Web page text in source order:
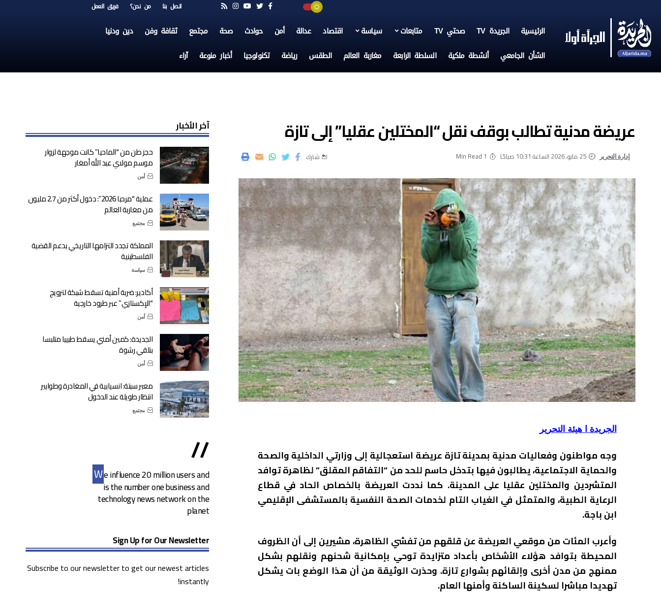
اتصل بنا من نحن؟ فريق العمل
الرئيسية الجريدة TV صحتي TV متابعات سياسة اقتصاد عدالة أمن حوادث صحة مجتمع ثقافة وفن دين ودنيا
الشأن الجامعي أنشطة ملكية السلطة الرابعة مغاربة العالم الطقس رياضة تكنولوجيا أخبار منوعة آراء
عريضة مدنية تطالب بوقف نقل “المختلين عقليا” إلى تازة
إدارة التحرير 25 مايو، 2026 الساعة 10:31 صباحًا 1 Min Read شارك
الجريدة ا هيئة التحرير
وجه مواطنون وفعاليات مدنية بمدينة تازة عريضة استعجالية إلى وزارتي الداخلية والصحة
والحماية الاجتماعية، يطالبون فيها بتدخل حاسم للحد من “التفاقم المقلق” لظاهرة توافد
المتشردين والمختلين عقليا على المدينة. كما نددت العريضة بالخصاص الحاد في قطاع
الرعاية الطبية، والمتمثل في الغياب التام لخدمات الصحة النفسية بالمستشفى الإقليمي
ابن باجة.
وأعرب المئات من موقعي العريضة عن قلقهم من تفشي الظاهرة، مشيرين إلى أن الظروف
المحيطة بتوافد هؤلاء الأشخاص بأعداد متزايدة توحي بإمكانية شحنهم ونقلهم بشكل
ممنهج من مدن أخرى وإلقائهم بشوارع تازة. وحذرت الوثيقة من أن هذا الوضع بات يشكل
تهديدا مباشرا لسكينة الساكنة وأمنها العام.
آخر الأخبار
حجز طن من “الماحيا” كانت موجهة لزوار
موسم مولاي عبد الله أمغار
أمن
عملية “مرحبا 2026”: دخول أكثر من 2.7 مليون
من مغاربة العالم
مجتمع
المملكة تجدد التزامها التاريخي بدعم القضية
الفلسطينية
سياسة
أكادير: ضربة أمنية تسقط شبكة لترويج
“الإكستازي” عبر طرود خارجية
أمن
الجديدة: كمين أمني يسقط طبيبا متلبسا
بتلقي رشوة
أمن
معبر سبتة: انسيابية في المغادرة وطوابير
انتظار طويلة عند الدخول
مجتمع
//
We influence 20 million users and
is the number one business and
technology news network on the
planet
Sign Up for Our Newsletter
Subscribe to our newsletter to get our newest articles
instantly!